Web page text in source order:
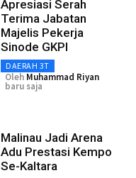
Apresiasi Serah
Terima Jabatan
Majelis Pekerja
Sinode GKPI
DAERAH 3T
Oleh Muhammad Riyan
baru saja
Malinau Jadi Arena
Adu Prestasi Kempo
Se-Kaltara